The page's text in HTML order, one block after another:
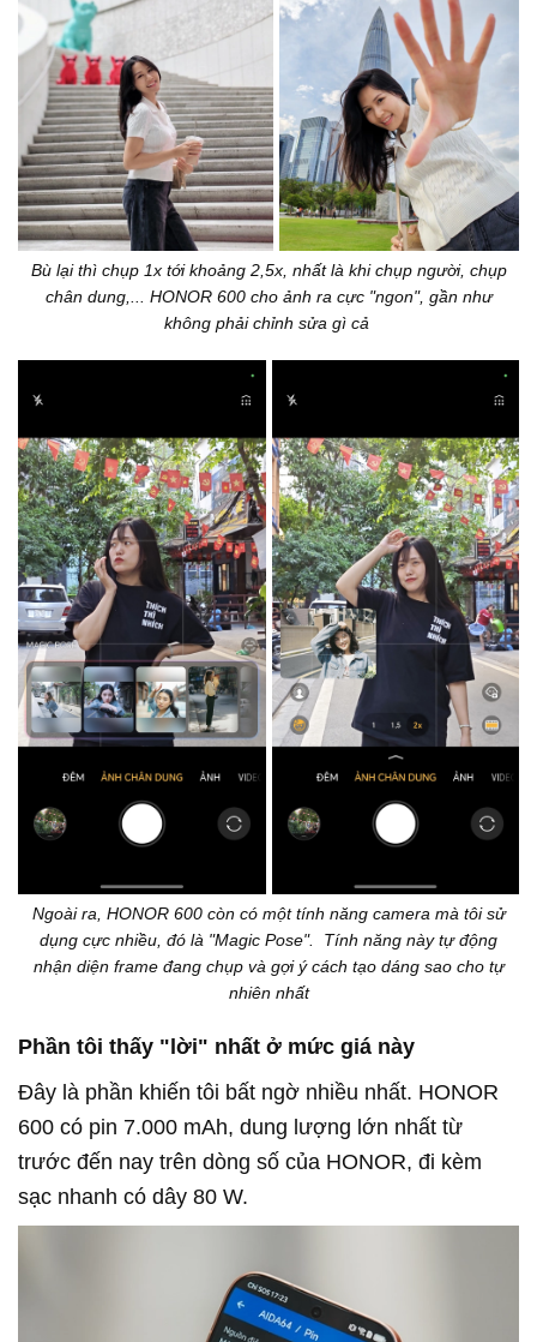
Bù lại thì chụp 1x tới khoảng 2,5x, nhất là khi chụp người, chụp
chân dung,... HONOR 600 cho ảnh ra cực "ngon", gần như
không phải chỉnh sửa gì cả
Ngoài ra, HONOR 600 còn có một tính năng camera mà tôi sử
dụng cực nhiều, đó là "Magic Pose". Tính năng này tự động
nhận diện frame đang chụp và gợi ý cách tạo dáng sao cho tự
nhiên nhất
Phần tôi thấy "lời" nhất ở mức giá này
Đây là phần khiến tôi bất ngờ nhiều nhất. HONOR
600 có pin 7.000 mAh, dung lượng lớn nhất từ
trước đến nay trên dòng số của HONOR, đi kèm
sạc nhanh có dây 80 W.